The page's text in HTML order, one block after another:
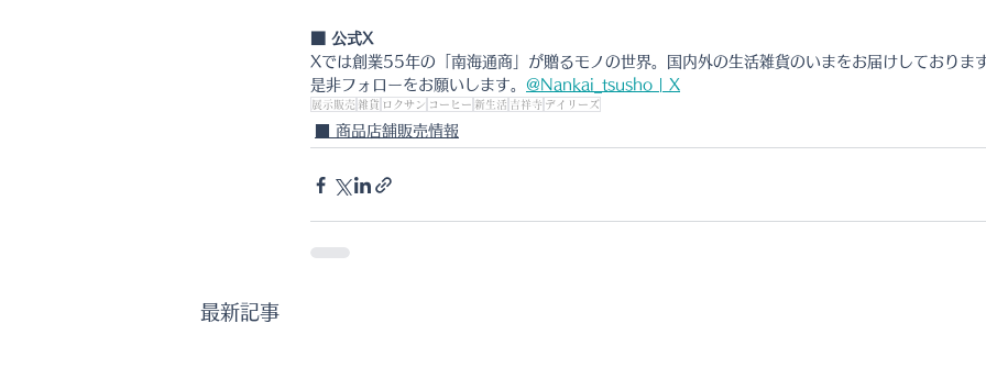
■ 公式X
Xでは創業55年の「南海通商」が贈るモノの世界。国内外の生活雑貨のいまをお届けしております
是非フォローをお願いします。 @Nankai_tsusho | X
展示販売 雑貨 ロクサン コーヒー 新生活 吉祥寺 デイリーズ
■ 商品店舗販売情報
最新記事